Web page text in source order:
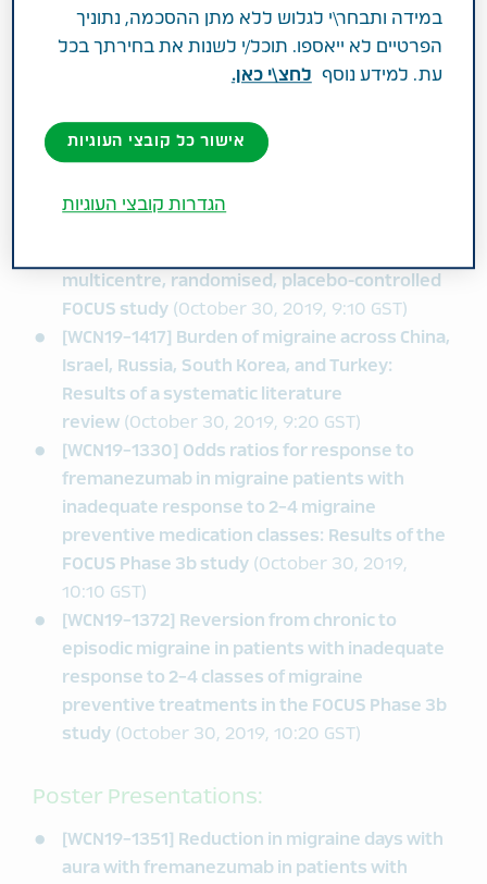
Oral Presentations:
[WCN19-1409] Efficacy of fremanezumab by
country in patients with documented
multicentre, randomised, placebo-controlled
FOCUS study (October 30, 2019, 9:10 GST)
[WCN19-1417] Burden of migraine across China,
Israel, Russia, South Korea, and Turkey:
Results of a systematic literature
review (October 30, 2019, 9:20 GST)
[WCN19-1330] Odds ratios for response to
fremanezumab in migraine patients with
inadequate response to 2-4 migraine
preventive medication classes: Results of the
FOCUS Phase 3b study (October 30, 2019,
10:10 GST)
[WCN19-1372] Reversion from chronic to
episodic migraine in patients with inadequate
response to 2-4 classes of migraine
preventive treatments in the FOCUS Phase 3b
study (October 30, 2019, 10:20 GST)
Poster Presentations:
[WCN19-1351] Reduction in migraine days with
aura with fremanezumab in patients with
במידה ותבחר\י לגלוש ללא מתן ההסכמה, נתוניך
הפרטיים לא ייאספו. תוכל/י לשנות את בחירתך בכל
עת. למידע נוסף
לחצ\י כאן.
אישור כל קובצי העוגיות
הגדרות קובצי העוגיות